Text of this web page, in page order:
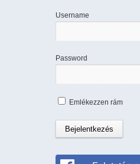
Username
Password
Emlékezzen rám